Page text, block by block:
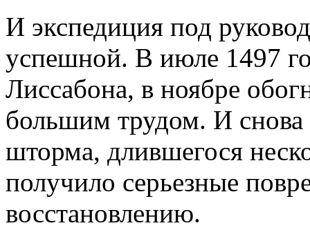
И экспедиция под
успешной. В июле 1497
Лиссабона, в ноябре
большим трудом. И снова
шторма, длившегося
получило серьезные
восстановлению.